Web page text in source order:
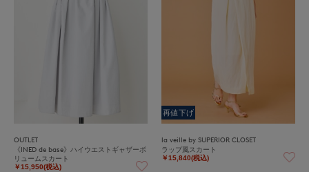
OUTLET
《INED de base》ハイウエストギャザーボ
リュームスカート
￥15,950(税込)
再値下げ
la veille by SUPERIOR CLOSET
ラップ風スカート
￥15,840(税込)